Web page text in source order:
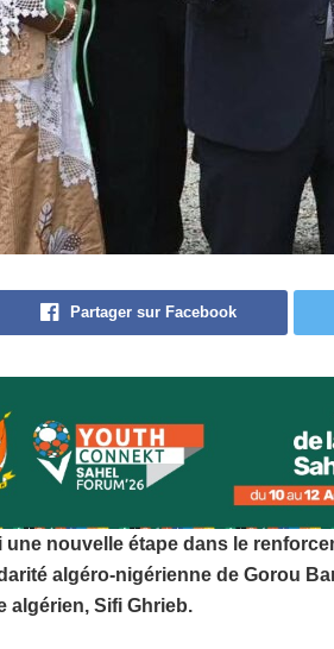
Partager sur Facebook
une nouvelle étape dans le
algéro-nigérienne de Gorou
algérien, Sifi Ghrieb.